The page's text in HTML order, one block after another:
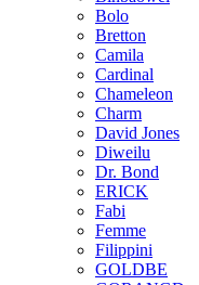
Bolo
Bretton
Camila
Cardinal
Chameleon
Charm
David Jones
Diweilu
Dr. Bond
ERICK
Fabi
Femme
Filippini
GOLDBE